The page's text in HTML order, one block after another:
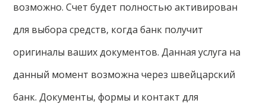
возможно. Счет будет полностью активирован
для выбора средств, когда банк получит
оригиналы ваших документов. Данная услуга на
данный момент возможна через швейцарский
банк. Документы, формы и контакт для